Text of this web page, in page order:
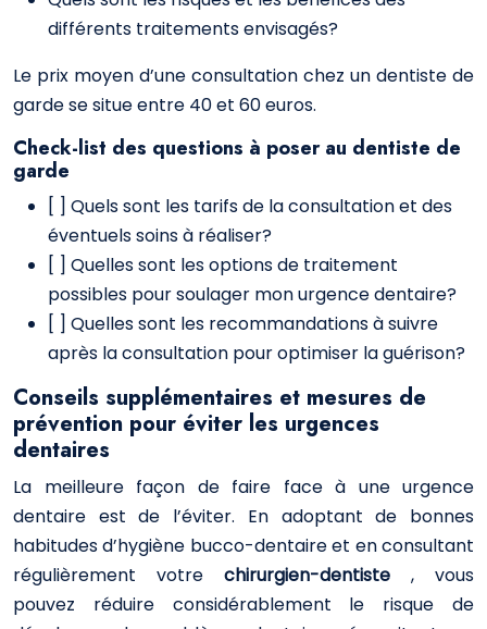
différents traitements envisagés?
Le prix moyen d’une consultation chez un dentiste de
garde se situe entre 40 et 60 euros.
Check-list des questions à poser au dentiste de
garde
[ ] Quels sont les tarifs de la consultation et des
éventuels soins à réaliser?
[ ] Quelles sont les options de traitement
possibles pour soulager mon urgence dentaire?
[ ] Quelles sont les recommandations à suivre
après la consultation pour optimiser la guérison?
Conseils supplémentaires et mesures de
prévention pour éviter les urgences
dentaires
La meilleure façon de faire face à une urgence
dentaire est de l’éviter. En adoptant de bonnes
habitudes d’hygiène bucco-dentaire et en consultant
régulièrement votre chirurgien-dentiste , vous
pouvez réduire considérablement le risque de